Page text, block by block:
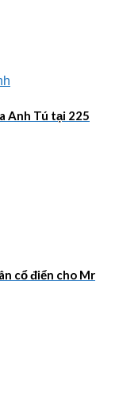
Anh Tú tại 225
cổ điển cho Mr